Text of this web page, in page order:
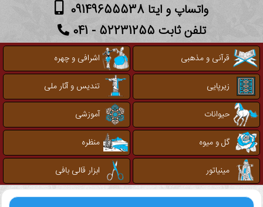
واتساپ و ایتا 09149655538
تلفن ثابت 52231255 - 041
قرآنی و مذهبی
اشرافی و چهره
زیرپایی
تندیس و آثار ملی
حیوانات
آموزشی
گل و میوه
منظره
مینیاتور
ابزار قالی بافی